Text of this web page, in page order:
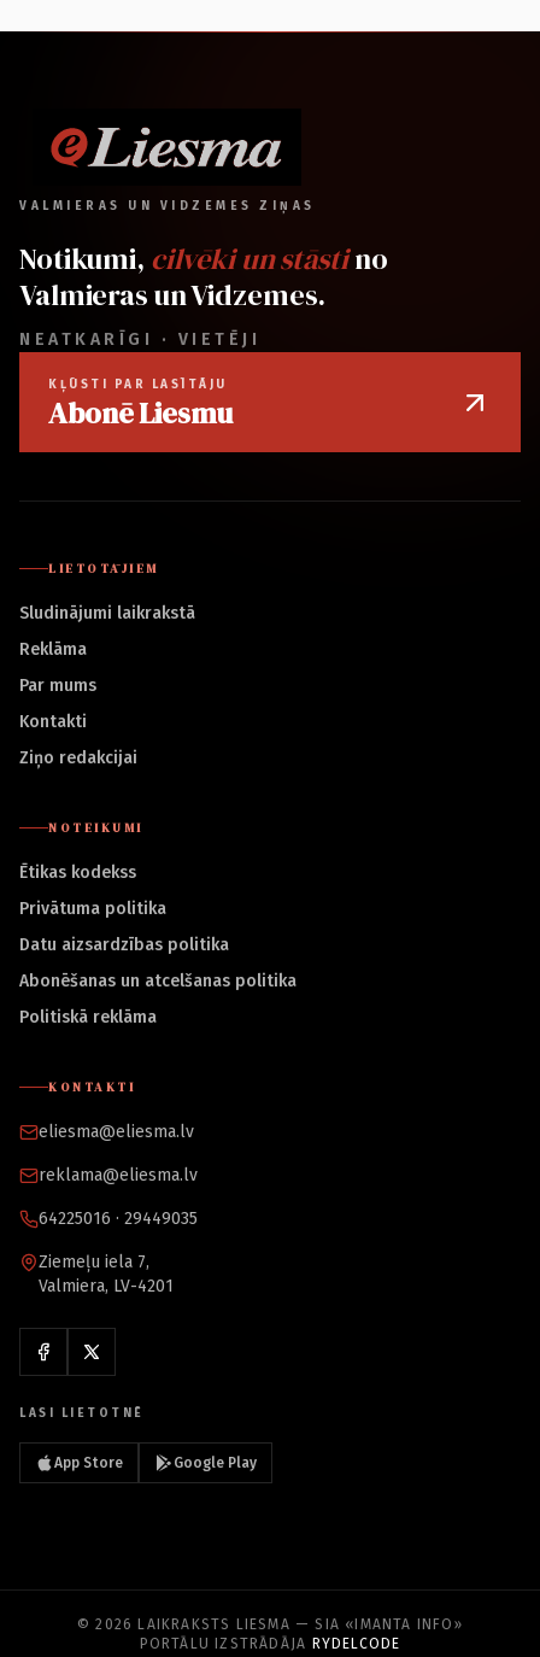
VALMIERAS UN VIDZEMES ZIŅAS
Notikumi, cilvēki un stāstino
Valmieras un Vidzemes.
NEATKARĪGI · VIETĒJI
KĻŪSTI PAR LASĪTĀJU
Abonē Liesmu
LIETOTĀJIEM
Sludinājumi laikrakstā
Reklāma
Par mums
Kontakti
Ziņo redakcijai
NOTEIKUMI
Ētikas kodekss
Privātuma politika
Datu aizsardzības politika
Abonēšanas un atcelšanas politika
Politiskā reklāma
KONTAKTI
eliesma@eliesma.lv
reklama@eliesma.lv
64225016 · 29449035
Ziemeļu iela 7,
Valmiera, LV-4201
LASI LIETOTNĒ
App Store Google Play
© 2026 LAIKRAKSTS LIESMA — SIA «IMANTA INFO»
PORTĀLU IZSTRĀDĀJA RYDELCODE